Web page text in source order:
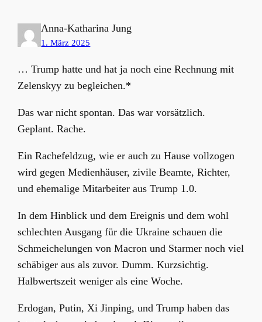
Anna-Katharina Jung
1. März 2025
… Trump hatte und hat ja noch eine Rechnung mit
Zelenskyy zu begleichen.*
Das war nicht spontan. Das war vorsätzlich.
Geplant. Rache.
Ein Rachefeldzug, wie er auch zu Hause vollzogen
wird gegen Medienhäuser, zivile Beamte, Richter,
und ehemalige Mitarbeiter aus Trump 1.0.
In dem Hinblick und dem Ereignis und dem wohl
schlechten Ausgang für die Ukraine schauen die
Schmeichelungen von Macron und Starmer noch viel
schäbiger aus als zuvor. Dumm. Kurzsichtig.
Halbwertszeit weniger als eine Woche.
Erdogan, Putin, Xi Jinping, und Trump haben das